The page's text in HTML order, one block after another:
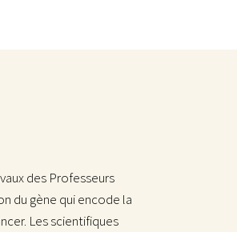
des Professeurs
du gène qui encode la
Les scientifiques